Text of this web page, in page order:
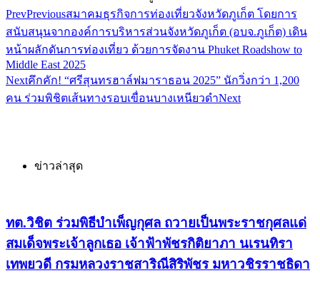
PrevPreviousสมาคมธุรกิจการท่องเที่ยวจังหวัดภูเก็ต โดยการ
สนับสนุนจากองค์การบริหารส่วนจังหวัดภูเก็ต (อบจ.ภูเก็ต) เดิน
หน้าผลักดันการท่องเที่ยว ด้วยการจัดงาน Phuket Roadshow to
Middle East 2025
Nextคึกคัก! “ศรีสุนทรฮาล์ฟมาราธอน 2025” นักวิ่งกว่า 1,200
คน ร่วมพิชิตเส้นทางรอบเขื่อนบางเหนียวดำNext
ข่าวล่าสุด
ทต.วิชิต ร่วมพิธีบำเพ็ญกุศล ถวายเป็นพระราชกุศลแด่
สมเด็จพระเจ้าลูกเธอ เจ้าฟ้าพัชรกิติยาภา นเรนทิรา
เทพยวดี กรมหลวงราชสาริณีสิริพัชร มหาวชิรราชธิดา